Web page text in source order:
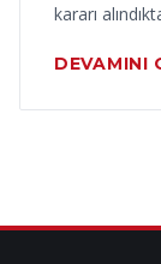
kararı
DEVAMINI